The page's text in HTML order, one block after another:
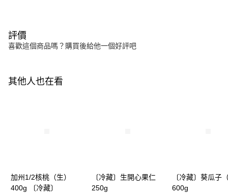
評價
喜歡這個商品嗎？購買後給他一個好評吧
其他人也在看
加州1/2核桃（生）
400g 〔冷藏〕
〔冷藏〕生開心果仁
250g
〔冷藏〕葵瓜子
600g